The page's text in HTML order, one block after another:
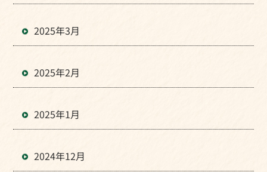
2025年3月
2025年2月
2025年1月
2024年12月